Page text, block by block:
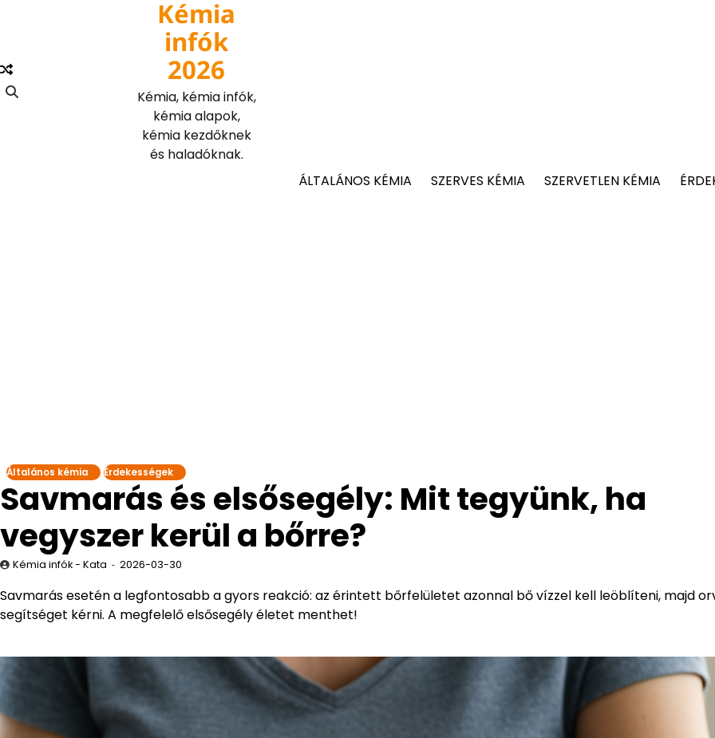
Kémia
infók
2026
Kémia, kémia infók,
kémia alapok,
kémia kezdőknek
és haladóknak.
ÁLTALÁNOS KÉMIA
SZERVES KÉMIA SZERVETLEN KÉMIA
Általános kémia Érdekességek
Savmarás és elsősegély: Mit tegyünk, ha
vegyszer kerül a bőrre?
Kémia infók - Kata 2026-03-30
Savmarás esetén a legfontosabb a gyors reakció: az érintett bőrfelületet azonnal bő vízzel kell leöblíteni, majd
segítséget kérni. A megfelelő elsősegély életet menthet!